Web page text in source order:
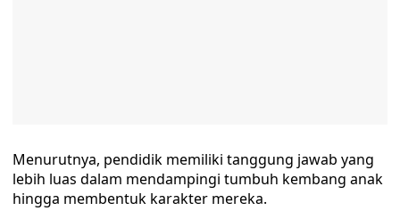
Menurutnya, pendidik memiliki tanggung jawab yang
lebih luas dalam mendampingi tumbuh kembang anak
hingga membentuk karakter mereka.